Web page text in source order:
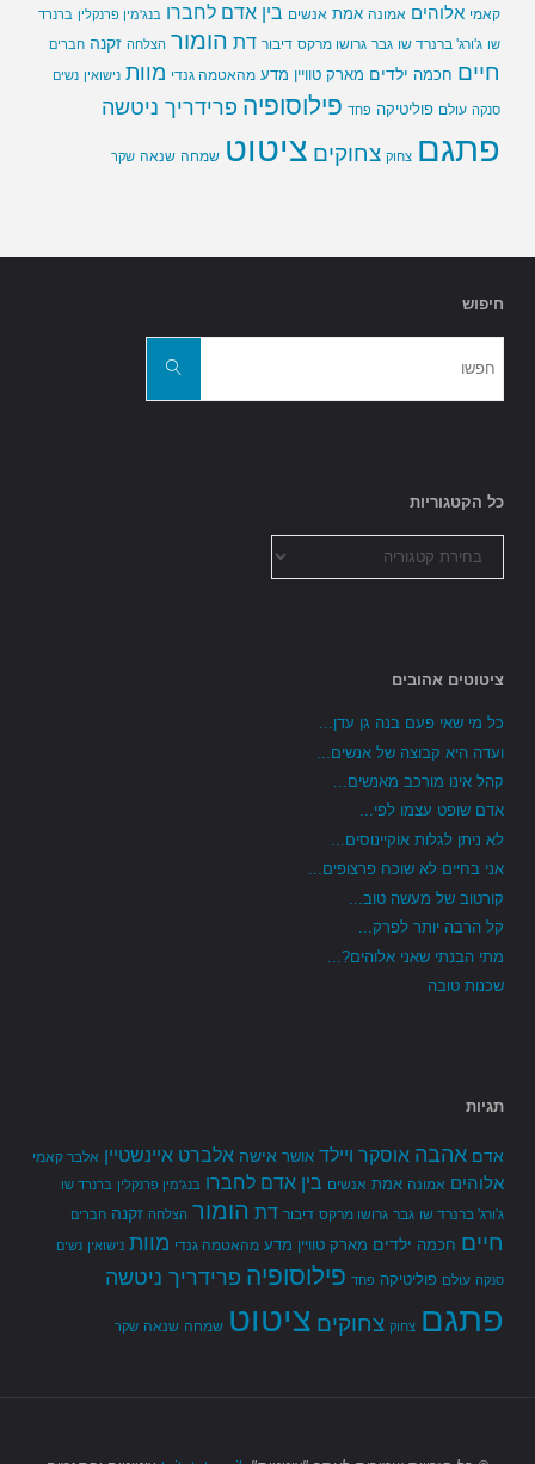
קאמי אלוהים אמונה אמת אנשים בין אדם לחברו בנג'מין פרנקלין ברנרד
שו ג'ורג' ברנרד שו גבר גרושו מרקס דיבור דת הומור הצלחה זקנה חברים
חיים חכמה ילדים מארק טוויין מדע מהאטמה גנדי מוות נישואין נשים
סנקה עולם פוליטיקה פחד פילוסופיה פרידריך ניטשה
פתגם צחוק צחוקים ציטוט שמחה שנאה שקר
חיפוש
חפשו
כל הקטגוריות
הקטגוריות
ציטוטים אהובים
כל מי שאי פעם בנה גן עדן...
ועדה היא קבוצה של אנשים...
קהל אינו מורכב מאנשים...
אדם שופט עצמו לפי...
לא ניתן לגלות אוקיינוסים...
אני בחיים לא שוכח פרצופים...
קורטוב של מעשה טוב...
קל הרבה יותר לפרק...
מתי הבנתי שאני אלוהים?...
שכנות טובה
תגיות
אדם אהבה אוסקר ויילד אושר אישה אלברט איינשטיין אלבר קאמי
אלוהים אמונה אמת אנשים בין אדם לחברו בנג'מין פרנקלין ברנרד שו
ג'ורג' ברנרד שו גבר גרושו מרקס דיבור דת הומור הצלחה זקנה חברים
חיים חכמה ילדים מארק טוויין מדע מהאטמה גנדי מוות נישואין נשים
סנקה עולם פוליטיקה פחד פילוסופיה פרידריך ניטשה
פתגם צחוק צחוקים ציטוט שמחה שנאה שקר